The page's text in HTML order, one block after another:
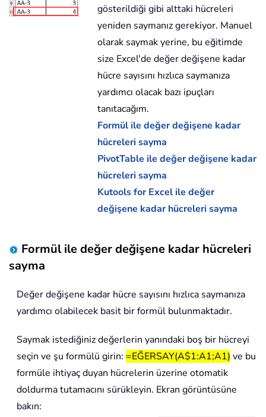
gösterildiği gibi alttaki hücreleri
yeniden saymanız gerekiyor. Manuel
olarak saymak yerine, bu eğitimde
size Excel'de değer değişene kadar
hücre sayısını hızlıca saymanıza
yardımcı olacak bazı ipuçları
tanıtacağım.
Formül ile değer değişene kadar
hücreleri sayma
PivotTable ile değer değişene kadar
hücreleri sayma
Kutools for Excel ile değer
değişene kadar hücreleri sayma
Formül ile değer değişene kadar hücreleri
sayma
Değer değişene kadar hücre sayısını hızlıca saymanıza
yardımcı olabilecek basit bir formül bulunmaktadır.
Saymak istediğiniz değerlerin yanındaki boş bir hücreyi
seçin ve şu formülü girin: =EĞERSAY(A$1:A1;A1) ve bu
formüle ihtiyaç duyan hücrelerin üzerine otomatik
doldurma tutamacını sürükleyin. Ekran görüntüsüne
bakın: